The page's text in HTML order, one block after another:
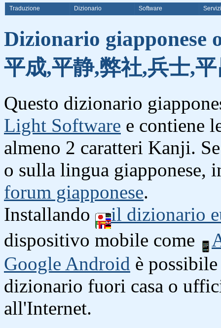
Traduzione Dizionario Software Servizi
Dizionario giapponese
平成,平静,弊社,兵士,
Questo dizionario
Light Software e contiene
almeno 2 caratteri Kanji.
o sulla lingua giapponese,
forum giapponese.
Installando
il dizionario
dispositivo mobile come
Google Android è
dizionario fuori casa o
all'Internet.